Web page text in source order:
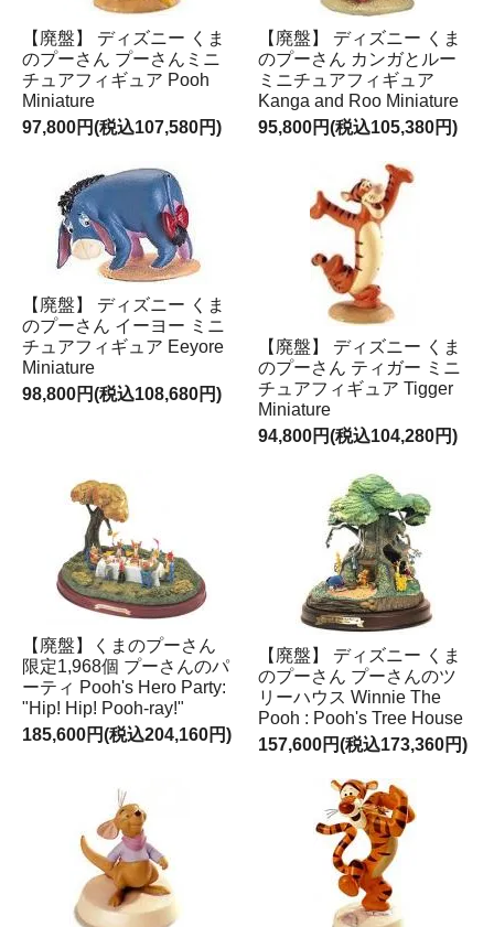
【廃盤】 ディズニー くま
のプーさん プーさんミニ
チュアフィギュア Pooh
Miniature
97,800円(税込107,580円)
【廃盤】 ディズニー くま
のプーさん カンガとルー
ミニチュアフィギュア
Kanga and Roo Miniature
95,800円(税込105,380円)
【廃盤】 ディズニー くま
のプーさん イーヨー ミニ
チュアフィギュア Eeyore
Miniature
98,800円(税込108,680円)
【廃盤】 ディズニー くま
のプーさん ティガー ミニ
チュアフィギュア Tigger
Miniature
94,800円(税込104,280円)
【廃盤】くまのプーさん
限定1,968個 プーさんのパ
ーティ Pooh's Hero Party:
"Hip! Hip! Pooh-ray!"
185,600円(税込204,160円)
【廃盤】 ディズニー くま
のプーさん プーさんのツ
リーハウス Winnie The
Pooh : Pooh's Tree House
157,600円(税込173,360円)